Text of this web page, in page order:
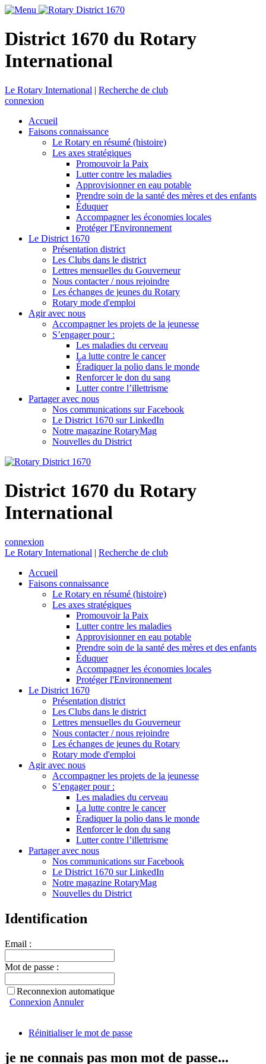
District 1670 du Rotary
International
Le Rotary International | Recherche de club
connexion
Accueil
Faisons connaissance
Le Rotary en résumé (histoire)
Les axes stratégiques
Promouvoir la Paix
Lutter contre les maladies
Approvisionner en eau potable
Prendre soin de la santé des mères et des enfants
Éduquer
Accompagner les économies locales
Protéger l'Environnement
Le District 1670
Présentation district
Les Clubs dans le district
Lettres mensuelles du Gouverneur
Nous contacter / nous rejoindre
Les échanges de jeunes du Rotary
Rotary mode d'emploi
Agir avec nous
Accompagner les projets de la jeunesse
S’engager pour :
Les maladies du cerveau
La lutte contre le cancer
Éradiquer la polio dans le monde
Renforcer le don du sang
Lutter contre l’illettrisme
Partager avec nous
Nos communications sur Facebook
Le District 1670 sur LinkedIn
Notre magazine RotaryMag
Nouvelles du District
District 1670 du Rotary
International
connexion
Le Rotary International | Recherche de club
Accueil
Faisons connaissance
Le Rotary en résumé (histoire)
Les axes stratégiques
Promouvoir la Paix
Lutter contre les maladies
Approvisionner en eau potable
Prendre soin de la santé des mères et des enfants
Éduquer
Accompagner les économies locales
Protéger l'Environnement
Le District 1670
Présentation district
Les Clubs dans le district
Lettres mensuelles du Gouverneur
Nous contacter / nous rejoindre
Les échanges de jeunes du Rotary
Rotary mode d'emploi
Agir avec nous
Accompagner les projets de la jeunesse
S’engager pour :
Les maladies du cerveau
La lutte contre le cancer
Éradiquer la polio dans le monde
Renforcer le don du sang
Lutter contre l’illettrisme
Partager avec nous
Nos communications sur Facebook
Le District 1670 sur LinkedIn
Notre magazine RotaryMag
Nouvelles du District
Identification
Email :
Mot de passe :
Reconnexion automatique
Connexion Annuler
Réinitialiser le mot de passe
je ne connais pas mon mot de passe...